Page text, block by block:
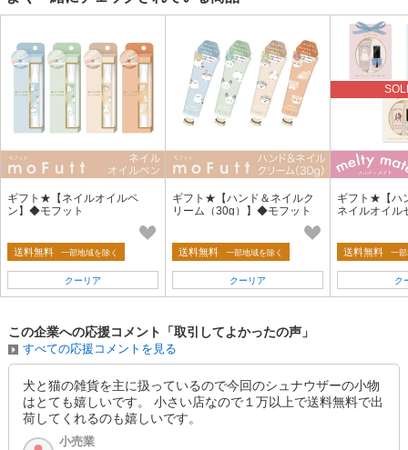
ギフト★【ネイルオイルペ
ン】◆モフット
送料無料 一部地域を除く
クーリア
ギフト★【ハンド＆ネイルク
リーム（30g）】◆モフット
送料無料 一部地域を除く
クーリア
ギフト★【ハ
ネイルオイル
送料無料 一
ク
この企業への応援コメント「取引してよかったの声」
すべての応援コメントを見る
犬と猫の雑貨を主に扱っているので今回のシュナウザーの小物
はとても嬉しいです。 小さい店なので１万以上で送料無料で出
荷してくれるのも嬉しいです。
小売業